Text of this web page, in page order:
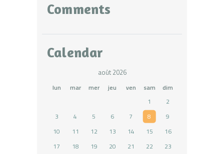
Comments
Calendar
août 2026
lun mar mer jeu ven sam
dim
1
2
3
4 5 6 7 8
9
10
11 12 13 14 15
16
17
18 19 20 21 22
23